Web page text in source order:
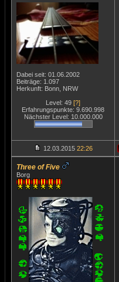
Dabei seit: 01.06.2002
Beiträge: 1.097
Herkunft: Bonn, NRW
Level: 49 [?]
Erfahrungspunkte: 9.690.998
Nächster Level: 10.000.000
12.03.2015 22:26
Three of Five
Borg